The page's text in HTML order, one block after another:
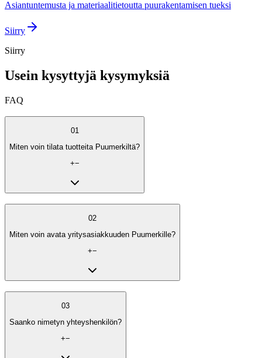
Asiantuntemusta ja materiaalitietoutta puurakentamisen tueksi
Siirry
Siirry
Usein kysyttyjä kysymyksiä
FAQ
01
Miten voin tilata tuotteita Puumerkiltä?
+−
02
Miten voin avata yritysasiakkuuden Puumerkille?
+−
03
Saanko nimetyn yhteyshenkilön?
+−